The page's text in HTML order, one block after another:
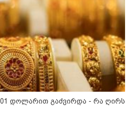
დოლარით გაძვირდა - რა ღირს